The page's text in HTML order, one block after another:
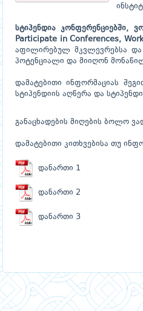
სტიპენდია კონფერენციებში,
Participate in Conferences,
აფილირებულ მკვლევრებსა და
პოტენციალი და მიიღონ
დამატებითი ინფორმაციას
სტიპენდიის აღწერა და
განაცხადების მიღების ბოლო
დამატებითი კითხვებისა თუ
დანართი 1
დანართი 2
დანართი 3